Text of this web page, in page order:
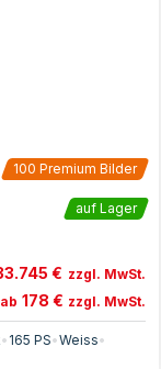
100 Premium Bilder
auf Lager
€ zzgl. MwSt.
ab 178 € zzgl. MwSt.
• 165 PS•Weiss•